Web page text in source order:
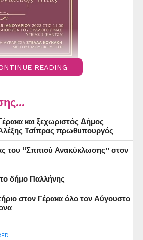
READING
και ξεχωριστός Δήμος
Τσίπρας πρωθυπουργός
του “Σπιτιού Ανακύκλωσης” στον
δήμο Παλλήνης
στον Γέρακα όλο τον Αύγουστο